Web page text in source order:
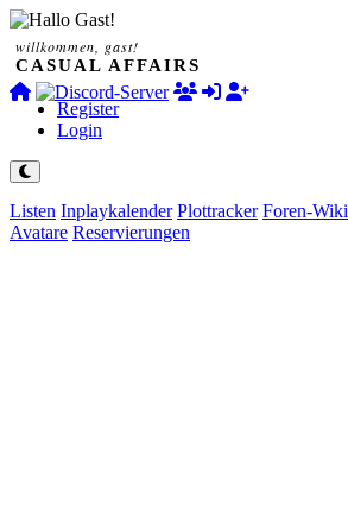
willkommen, gast!
CASUAL AFFAIRS
Register
Login
Listen Inplaykalender Plottracker Foren-Wiki
Avatare Reservierungen